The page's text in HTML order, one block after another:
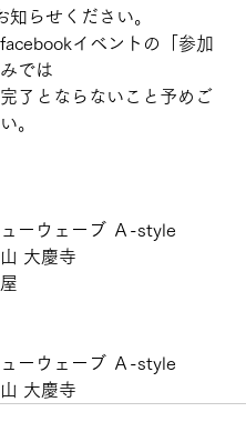
知らせください。
イベントの「参加
では
了とならないこと予めご
。
ーウェーブ Ａ-style
大慶寺
ーウェーブ Ａ-style
大慶寺